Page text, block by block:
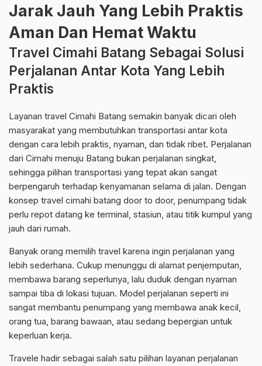
Jarak Jauh Yang Lebih Praktis
Aman Dan Hemat Waktu
Travel Cimahi Batang Sebagai Solusi
Perjalanan Antar Kota Yang Lebih
Praktis
Layanan travel Cimahi Batang semakin banyak dicari oleh
masyarakat yang membutuhkan transportasi antar kota
dengan cara lebih praktis, nyaman, dan tidak ribet. Perjalanan
dari Cimahi menuju Batang bukan perjalanan singkat,
sehingga pilihan transportasi yang tepat akan sangat
berpengaruh terhadap kenyamanan selama di jalan. Dengan
konsep travel cimahi batang door to door, penumpang tidak
perlu repot datang ke terminal, stasiun, atau titik kumpul yang
jauh dari rumah.
Banyak orang memilih travel karena ingin perjalanan yang
lebih sederhana. Cukup menunggu di alamat penjemputan,
membawa barang seperlunya, lalu duduk dengan nyaman
sampai tiba di lokasi tujuan. Model perjalanan seperti ini
sangat membantu penumpang yang membawa anak kecil,
orang tua, barang bawaan, atau sedang bepergian untuk
keperluan kerja.
Travele hadir sebagai salah satu pilihan layanan perjalanan